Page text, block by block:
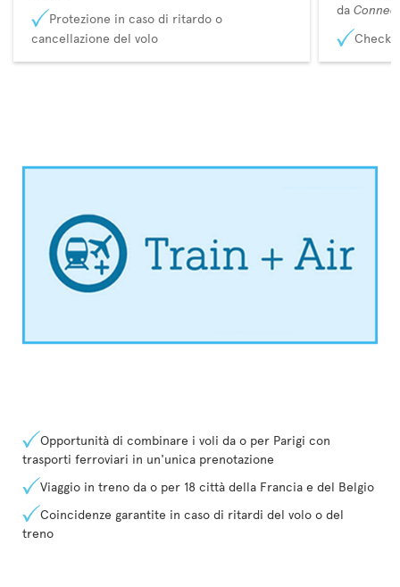
Protezione in caso di ritardo o
cancellazione del volo
da
Check-
Opportunità di combinare i voli da o per Parigi con
trasporti ferroviari in un'unica prenotazione
Viaggio in treno da o per 18 città della Francia e del Belgio
Coincidenze garantite in caso di ritardi del volo o del
treno